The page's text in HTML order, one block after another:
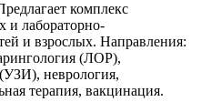
комплекс
и лабораторно-
и взрослых. Направления:
(ЛОР),
(УЗИ), неврология,
терапия, вакцинация.